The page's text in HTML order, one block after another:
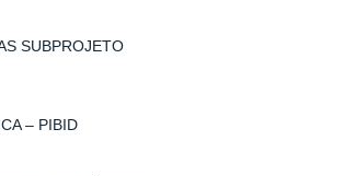
SUBPROJETO
– PIBID